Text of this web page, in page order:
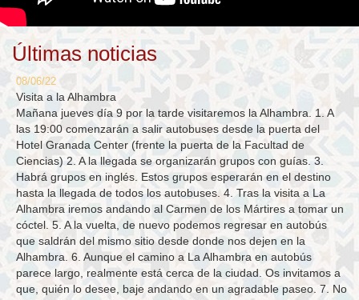
Últimas noticias
08/06/22
Visita a la Alhambra
Mañana jueves día 9 por la tarde visitaremos la Alhambra. 1. A
las 19:00 comenzarán a salir autobuses desde la puerta del
Hotel Granada Center (frente la puerta de la Facultad de
Ciencias) 2. A la llegada se organizarán grupos con guías. 3.
Habrá grupos en inglés. Estos grupos esperarán en el destino
hasta la llegada de todos los autobuses. 4. Tras la visita a La
Alhambra iremos andando al Carmen de los Mártires a tomar un
cóctel. 5. A la vuelta, de nuevo podemos regresar en autobús
que saldrán del mismo sitio desde donde nos dejen en la
Alhambra. 6. Aunque el camino a La Alhambra en autobús
parece largo, realmente está cerca de la ciudad. Os invitamos a
que, quién lo desee, baje andando en un agradable paseo. 7. No